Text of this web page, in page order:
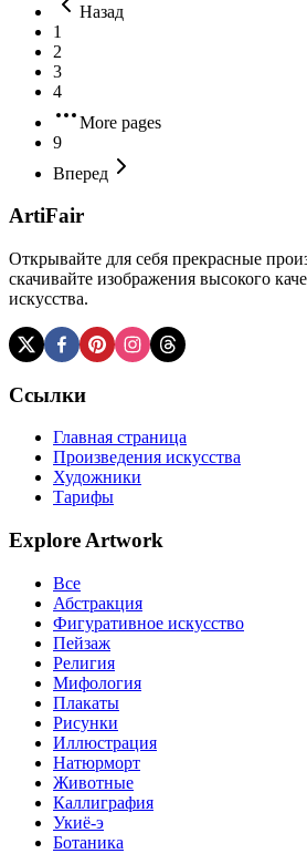
Назад
1
2
3
4
More pages
9
Вперед
ArtiFair
Открывайте для себя прекрасные
скачивайте изображения высокого
искусства.
Ссылки
Главная страница
Произведения искусства
Художники
Тарифы
Explore Artwork
Все
Абстракция
Фигуративное искусство
Пейзаж
Религия
Мифология
Плакаты
Рисунки
Иллюстрация
Натюрморт
Животные
Каллиграфия
Укиё-э
Ботаника